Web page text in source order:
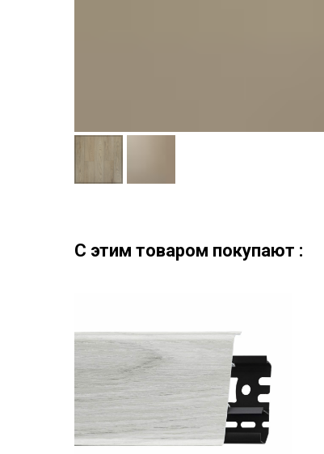
C этим товаром покупают :